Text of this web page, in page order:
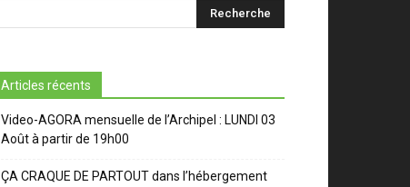
Articles récents
Video-AGORA mensuelle de l’Archipel : LUNDI 03
Août à partir de 19h00
ÇA CRAQUE DE PARTOUT dans l’hébergement